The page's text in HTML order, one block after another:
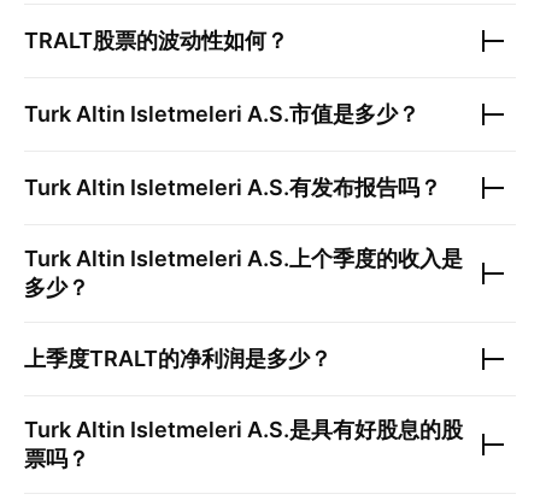
TRALT股票的波动性如何？
Turk Altin Isletmeleri A.S.市值是多少？
Turk Altin Isletmeleri A.S.有发布报告吗？
Turk Altin Isletmeleri A.S. 上个季度的收入是
多少？
上季度TRALT的净利润是多少？
Turk Altin Isletmeleri A.S.是具有好股息的股
票吗？